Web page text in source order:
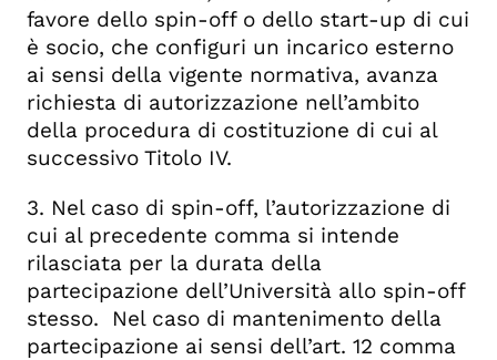
favore dello spin-off o dello start-up di cui
è socio, che configuri un incarico esterno
ai sensi della vigente normativa, avanza
richiesta di autorizzazione nell’ambito
della procedura di costituzione di cui al
successivo Titolo IV.
3. Nel caso di spin-off, l’autorizzazione di
cui al precedente comma si intende
rilasciata per la durata della
partecipazione dell’Università allo spin-off
stesso. Nel caso di mantenimento della
partecipazione ai sensi dell’art. 12 comma